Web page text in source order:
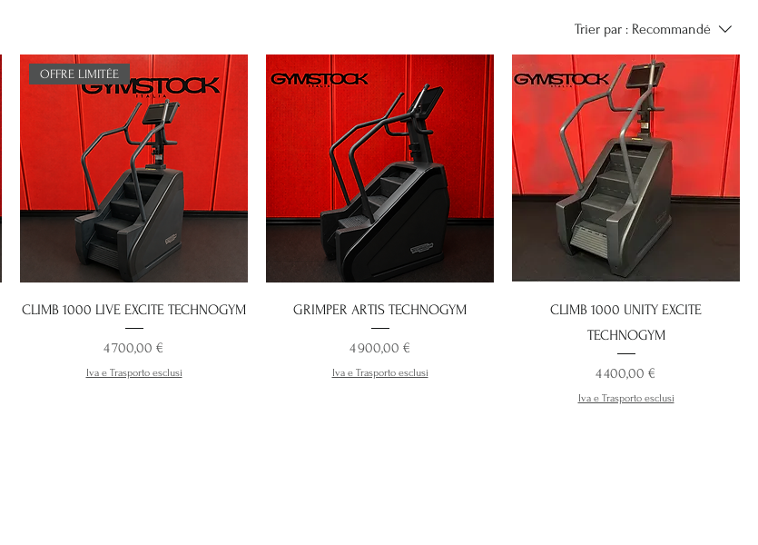
Trier par : Recommandé
OFFRE LIMITÉE
CLIMB 1000 LIVE EXCITE TECHNOGYM
Prix
4 700,00 €
Iva e Trasporto esclusi
GRIMPER ARTIS TECHNOGYM
Prix
4 900,00 €
Iva e Trasporto esclusi
CLIMB 1000 UNITY EXCITE
TECHNOGYM
Prix
4 400,00 €
Iva e Trasporto esclusi